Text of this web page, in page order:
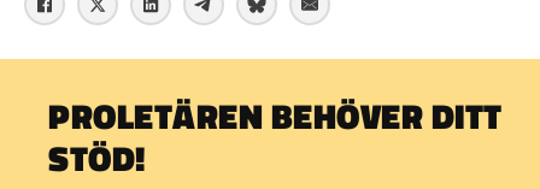
PROLETÄREN BEHÖVER DITT
STÖD!